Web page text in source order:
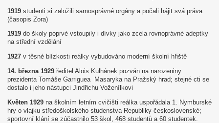
1919 studenti si založili samosprávné orgány a počali hájit svá práva
(časopis Zora)
1919 do školy poprvé vstoupily i dívky jako zcela rovnoprávné adeptky
na střední vzdělání
1927 v těsné blízkosti reálky vybudováno moderní školní hřiště
14. března 1929 ředitel Alois Kulhánek pozván na narozeniny
prezidenta Tomáše Garriguea Masaryka na Pražský hrad; stejné cti se
dostalo i jeho nástupci Jindřichu Voženílkovi
Květen 1929 na školním letním cvičišti reálka uspořádala 1. Nymburské
hry o vlajku středoškolského studenstva Republiky československé;
sportovní klání se zúčastnilo 53 škol, 468 studentů a 60 studentek.